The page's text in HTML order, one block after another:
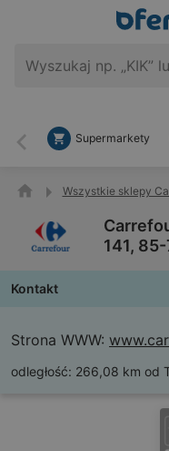
Wstecz
Supermarkety
Wszystkie sklepy
141,
Kontakt
Strona WWW:
odległość: 266,08 km od